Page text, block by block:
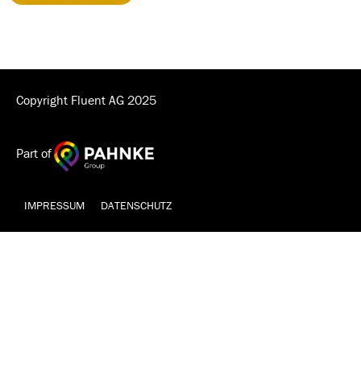
Copyright Fluent AG 2025
Part of
IMPRESSUM DATENSCHUTZ